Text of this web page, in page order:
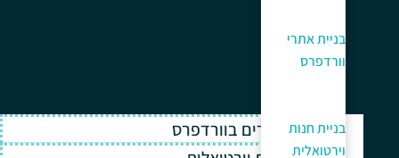
בניית אתרי
וורדפרס
בניית חנות
וירטואלית
בניית אתרים בוורדפרס